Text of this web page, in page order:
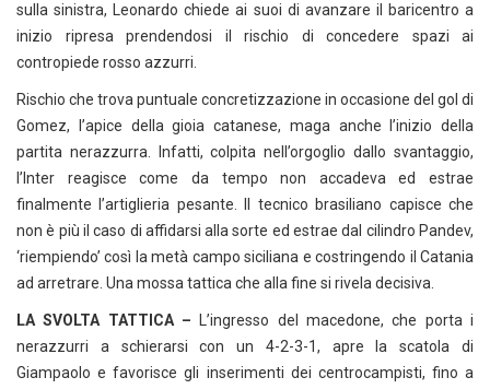
sulla sinistra, Leonardo chiede ai suoi di avanzare il baricentro a
inizio ripresa prendendosi il rischio di concedere spazi ai
contropiede rosso azzurri.
Rischio che trova puntuale concretizzazione in occasione del gol di
Gomez, l’apice della gioia catanese, maga anche l’inizio della
partita nerazzurra. Infatti, colpita nell’orgoglio dallo svantaggio,
l’Inter reagisce come da tempo non accadeva ed estrae
finalmente l’artiglieria pesante. Il tecnico brasiliano capisce che
non è più il caso di affidarsi alla sorte ed estrae dal cilindro Pandev,
‘riempiendo’ così la metà campo siciliana e costringendo il Catania
ad arretrare. Una mossa tattica che alla fine si rivela decisiva.
LA SVOLTA TATTICA –
L’ingresso del macedone, che porta i
nerazzurri a schierarsi con un 4-2-3-1, apre la scatola di
Giampaolo e favorisce gli inserimenti dei centrocampisti, fino a